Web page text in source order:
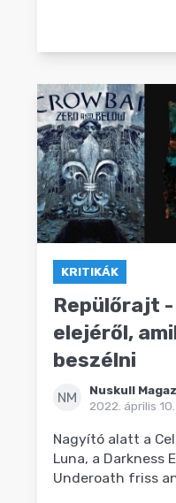
KRITIKÁK
Repülőrajt -
elejéről,
beszélni
NM
Nuskull
2022. április 10.
Nagyító alatt a
Luna, a Darkness
Underoath friss